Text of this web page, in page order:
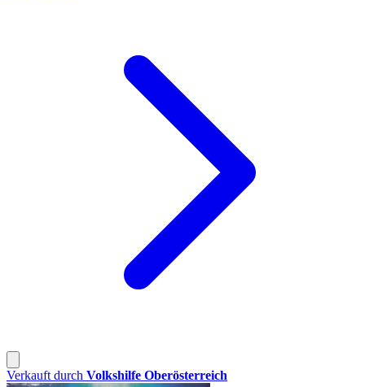
Verkauft durch Volkshilfe Oberösterreich